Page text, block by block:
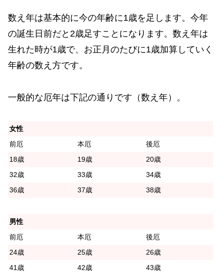
数え年は基本的に今の年齢に1歳を足します。今年
の誕生日前だと2歳足すことになります。数え年は
生れた時が1歳で、お正月のたびに1歳加算していく
年齢の数え方です。
一般的な厄年は下記の通りです（数え年）。
女性
前厄
本厄
後厄
18歳
19歳
20歳
32歳
33歳
34歳
36歳
37歳 38歳
男性
前厄
本厄
後厄
24歳
25歳
26歳
41歳
42歳
43歳